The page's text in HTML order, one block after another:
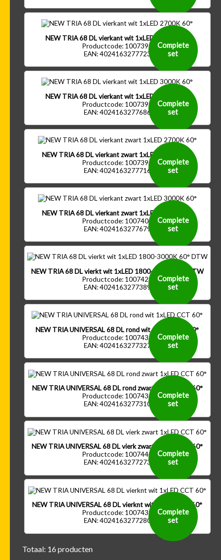
NEW TRIA 68 DL vierkant wit 1xLED 2700K 60°
Productcode: 1007395
EAN: 4024163277723
Complete
set
NEW TRIA 68 DL vierkant wit 1xLED 3000K 60°
Productcode: 1007399
EAN: 4024163277686
Complete
set
NEW TRIA 68 DL vierkant zwart 1xLED 2700K 60°
Productcode: 1007396
EAN: 4024163277716
Complete
set
NEW TRIA 68 DL vierkant zwart 1xLED 3000K 60°
Productcode: 1007400
EAN: 4024163277679
Complete
set
NEW TRIA 68 DL vierkt wit 1xLED 1800-3000K 60° DTW
Productcode: 1007429
EAN: 4024163277389
Complete
set
NEW TRIA UNIVERSAL 68 DL rond wit 1xLED CCT 60°
Productcode: 1007435
EAN: 4024163277327
Complete
set
NEW TRIA UNIVERSAL 68 DL rond zwart 1xLED CCT 60°
Productcode: 1007436
EAN: 4024163277310
Complete
set
NEW TRIA UNIVERSAL 68 DL vierk zwart 1xLED CCT 60°
Productcode: 1007440
EAN: 4024163277273
Complete
set
NEW TRIA UNIVERSAL 68 DL vierknt wit 1xLED CCT 60°
Productcode: 1007439
EAN: 4024163277280
Complete
set
Totaal: 16 producten